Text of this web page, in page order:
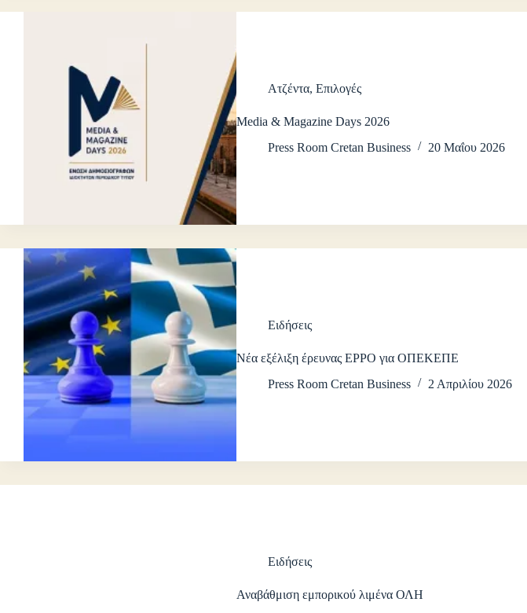
Ατζέντα,Επιλογές
Media & Magazine Days 2026
Press Room Cretan Business
20 Μαΐου 2026
Ειδήσεις
Νέα εξέλιξη έρευνας EPPO για ΟΠΕΚΕΠΕ
Press Room Cretan Business
2 Απριλίου 2026
Ειδήσεις
Αναβάθμιση εμπορικού λιμένα ΟΛΗ